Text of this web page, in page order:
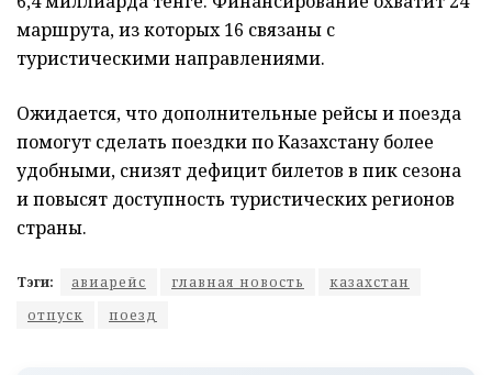
маршрута, из которых 16 связаны с
туристическими направлениями.
Ожидается, что дополнительные рейсы и поезда
помогут сделать поездки по Казахстану более
удобными, снизят дефицит билетов в пик сезона
и повысят доступность туристических регионов
страны.
Тэги: авиарейс главная новость
казахстан
отпуск
поезд